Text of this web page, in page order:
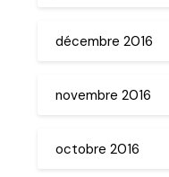
décembre 2016
novembre 2016
octobre 2016